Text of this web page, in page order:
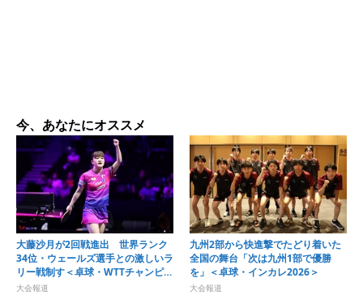
今、あなたにオススメ
大藤沙月が2回戦進出 世界ランク
34位・ウェールズ選手との激しいラ
リー戦制す＜卓球・WTTチャンピオ
ンズ横浜2026＞
大会報道
九州2部から快進撃でたどり着いた
全国の舞台「次は九州1部で優勝
を」＜卓球・インカレ2026＞
大会報道